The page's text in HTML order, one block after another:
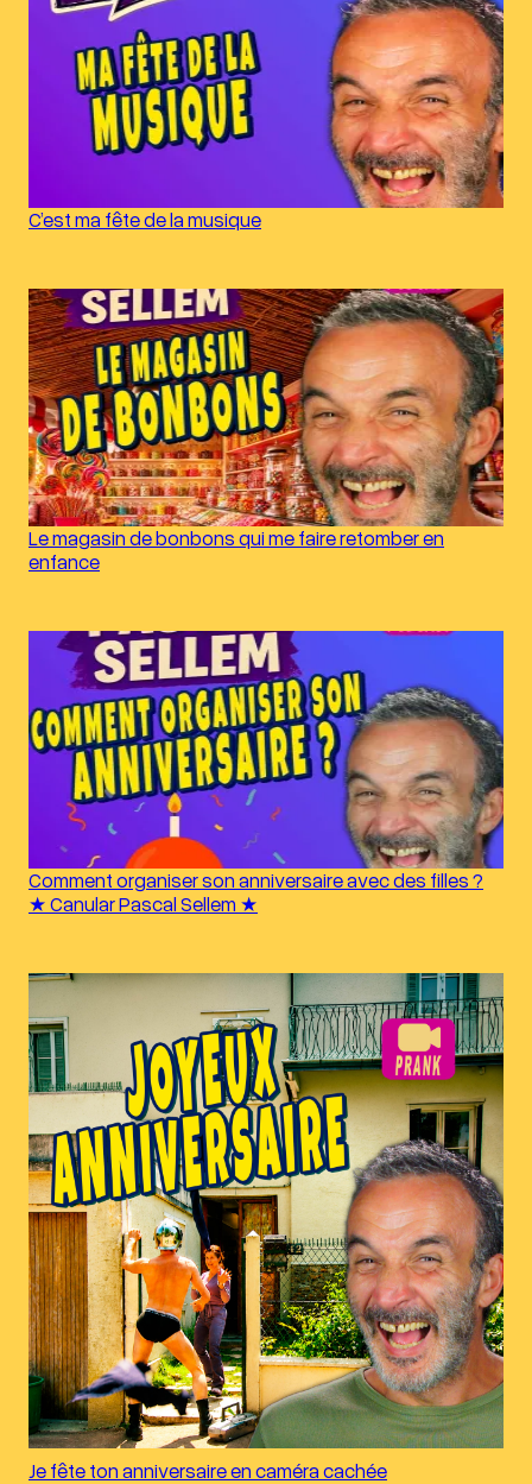
C’est ma fête de la musique
Le magasin de bonbons qui me faire retomber en
enfance
Comment organiser son anniversaire avec des filles ?
★ Canular Pascal Sellem ★
Je fête ton anniversaire en caméra cachée